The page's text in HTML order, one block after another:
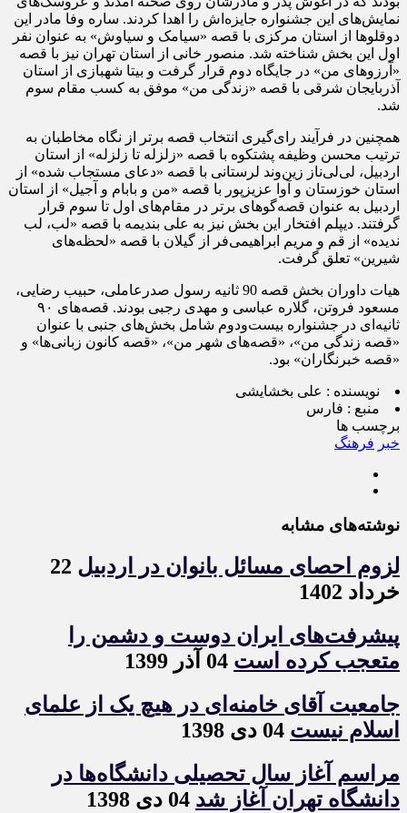
نمایش‌های این جشنواره جایزه‌اش را اهدا کردند. ساره وفا مادر این
دوقلوها از استان مرکزی با قصه «سیامک و سیاوش» به عنوان نفر
اول این بخش شناخته شد. منصور خانی از استان تهران نیز با قصه
«آرزوهای من» در جایگاه دوم قرار گرفت و بیتا شهبازی از استان
آذربایجان شرقی با قصه «زندگی من» موفق به کسب مقام سوم
شد.
همچنین در فرآیند رای‌گیری انتخاب قصه برتر از نگاه مخاطبان به
ترتیب محسن وظیفه پشتکوه با قصه «زلزله تا زلزله» از استان
اردبیل، لی‌لی‌ناز زین‌وند لرستانی با قصه «دعای مستجاب شده» از
استان خوزستان و آوا عزیزپور با قصه «من و بابام و آجیل» از استان
اردبیل به عنوان قصه‌گوهای برتر در مقام‌های اول تا سوم قرار
گرفتند. دیپلم افتخار این بخش نیز به علی بندیمه با قصه «لب، لب
ندیده» از قم و مریم ابراهیمی‌فر از گیلان با قصه «لحظه‌های
شیرین» تعلق گرفت.
هیات داوران بخش قصه‌ 90 ثانیه رسول صدرعاملی، حبیب رضایی،
مسعود فروتن، گلاره عباسی و مهدی رجبی بودند. قصه‌های ۹۰
ثانیه‌ای در جشنواره بیست‌ودوم شامل بخش‌های جنبی با عنوان
«قصه زندگی من»، «قصه‌های شهر من»، «قصه کانون زبانی‌ها» و
«قصه خبرنگاران» بود.
نویسنده : علی بخشایشی
منبع : فارس
برچسب ها
خبر فرهنگ
نوشته‌های مشابه
لزوم احصای مسائل بانوان در اردبیل 22
خرداد 1402
پیشرفت‌های ایران دوست و دشمن را
متعجب کرده است
جامعیت آقای خامنه‌ای در هیچ یک از علمای
اسلام نیست
مراسم آغاز سال تحصیلی دانشگاه‌ها در
دانشگاه تهران آغاز شد